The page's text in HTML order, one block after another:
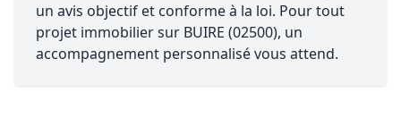
un avis objectif et conforme à la loi. Pour tout
projet immobilier sur BUIRE (02500), un
accompagnement personnalisé vous attend.